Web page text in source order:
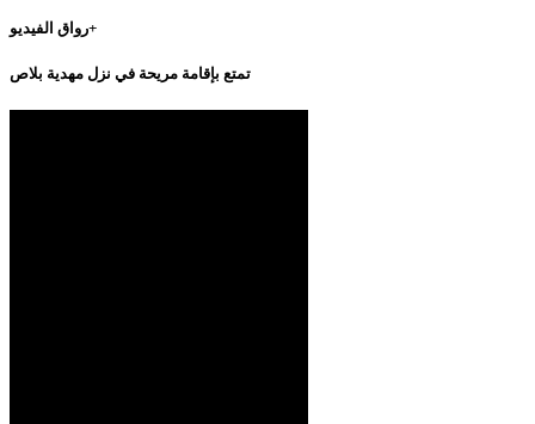
رواق الفيديو+
تمتع بإقامة مريحة في نزل مهدية بلاص